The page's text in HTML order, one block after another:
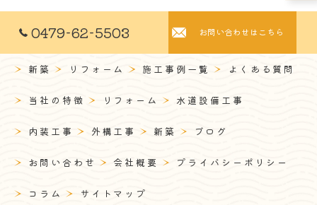
0479-62-5503 お問い合わせはこちら
新築 リフォーム 施工事例一覧 よくある質問
当社の特徴 リフォーム 水道設備工事
内装工事 外構工事 新築 ブログ
お問い合わせ 会社概要 プライバシーポリシー
コラム サイトマップ